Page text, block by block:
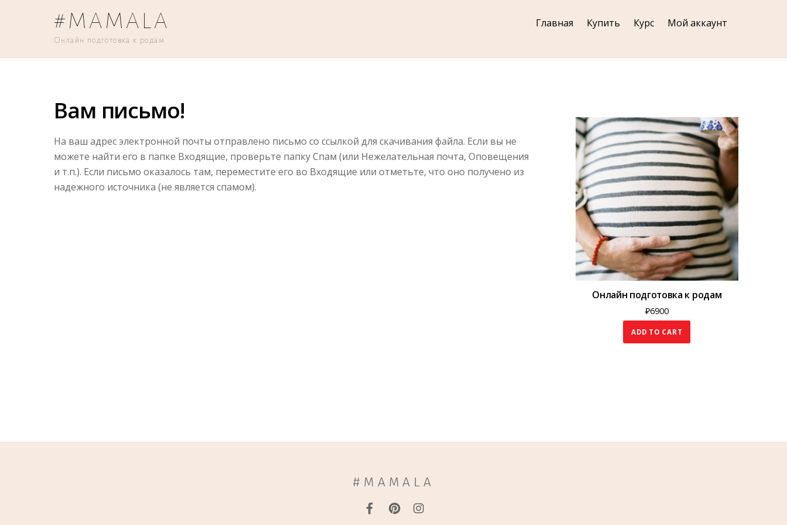
#MAMALA
Онлайн подготовка к родам
Главная Купить Курс Мой аккаунт
Вам письмо!
На ваш адрес электронной почты отправлено письмо со ссылкой для скачивания файла. Если вы не
можете найти его в папке Входящие, проверьте папку Спам (или Нежелательная почта, Оповещения
и т.п.). Если письмо оказалось там, переместите его во Входящие или отметьте, что оно получено из
надежного источника (не является спамом).
Онлайн подготовка к родам
₽6900
ADD TO CART
#MAMALA